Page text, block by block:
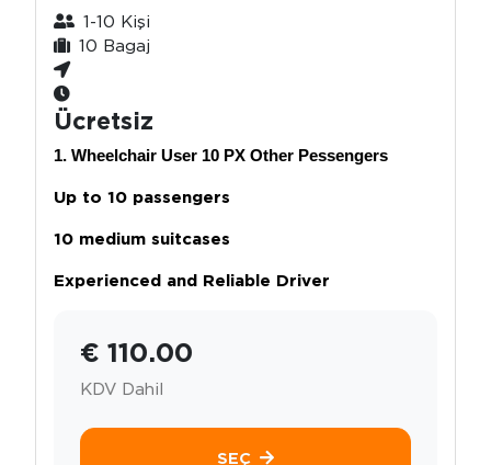
1-10 Kişi
10 Bagaj
Ücretsiz
1. Wheelchair User 10 PX Other Pessengers
Up to 10 passengers
10 medium suitcases
Experienced and Reliable Driver
€ 110.00
KDV Dahil
SEÇ